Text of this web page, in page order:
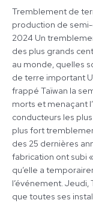
Tremblement de
production de
2024 Un
des plus grands
au monde, quelles
de terre important
frappé Taïwan la
morts et menaçant
conducteurs les
plus fort
des 25 dernières
fabrication ont subi
qu’elle a
l’événement. Jeudi,
que toutes ses
impact
imminent
sur
la
production
de
semi-
conducteurs